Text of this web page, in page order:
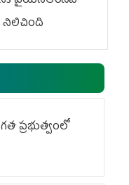
నిలిచింది
ప్రభుత్వంలో